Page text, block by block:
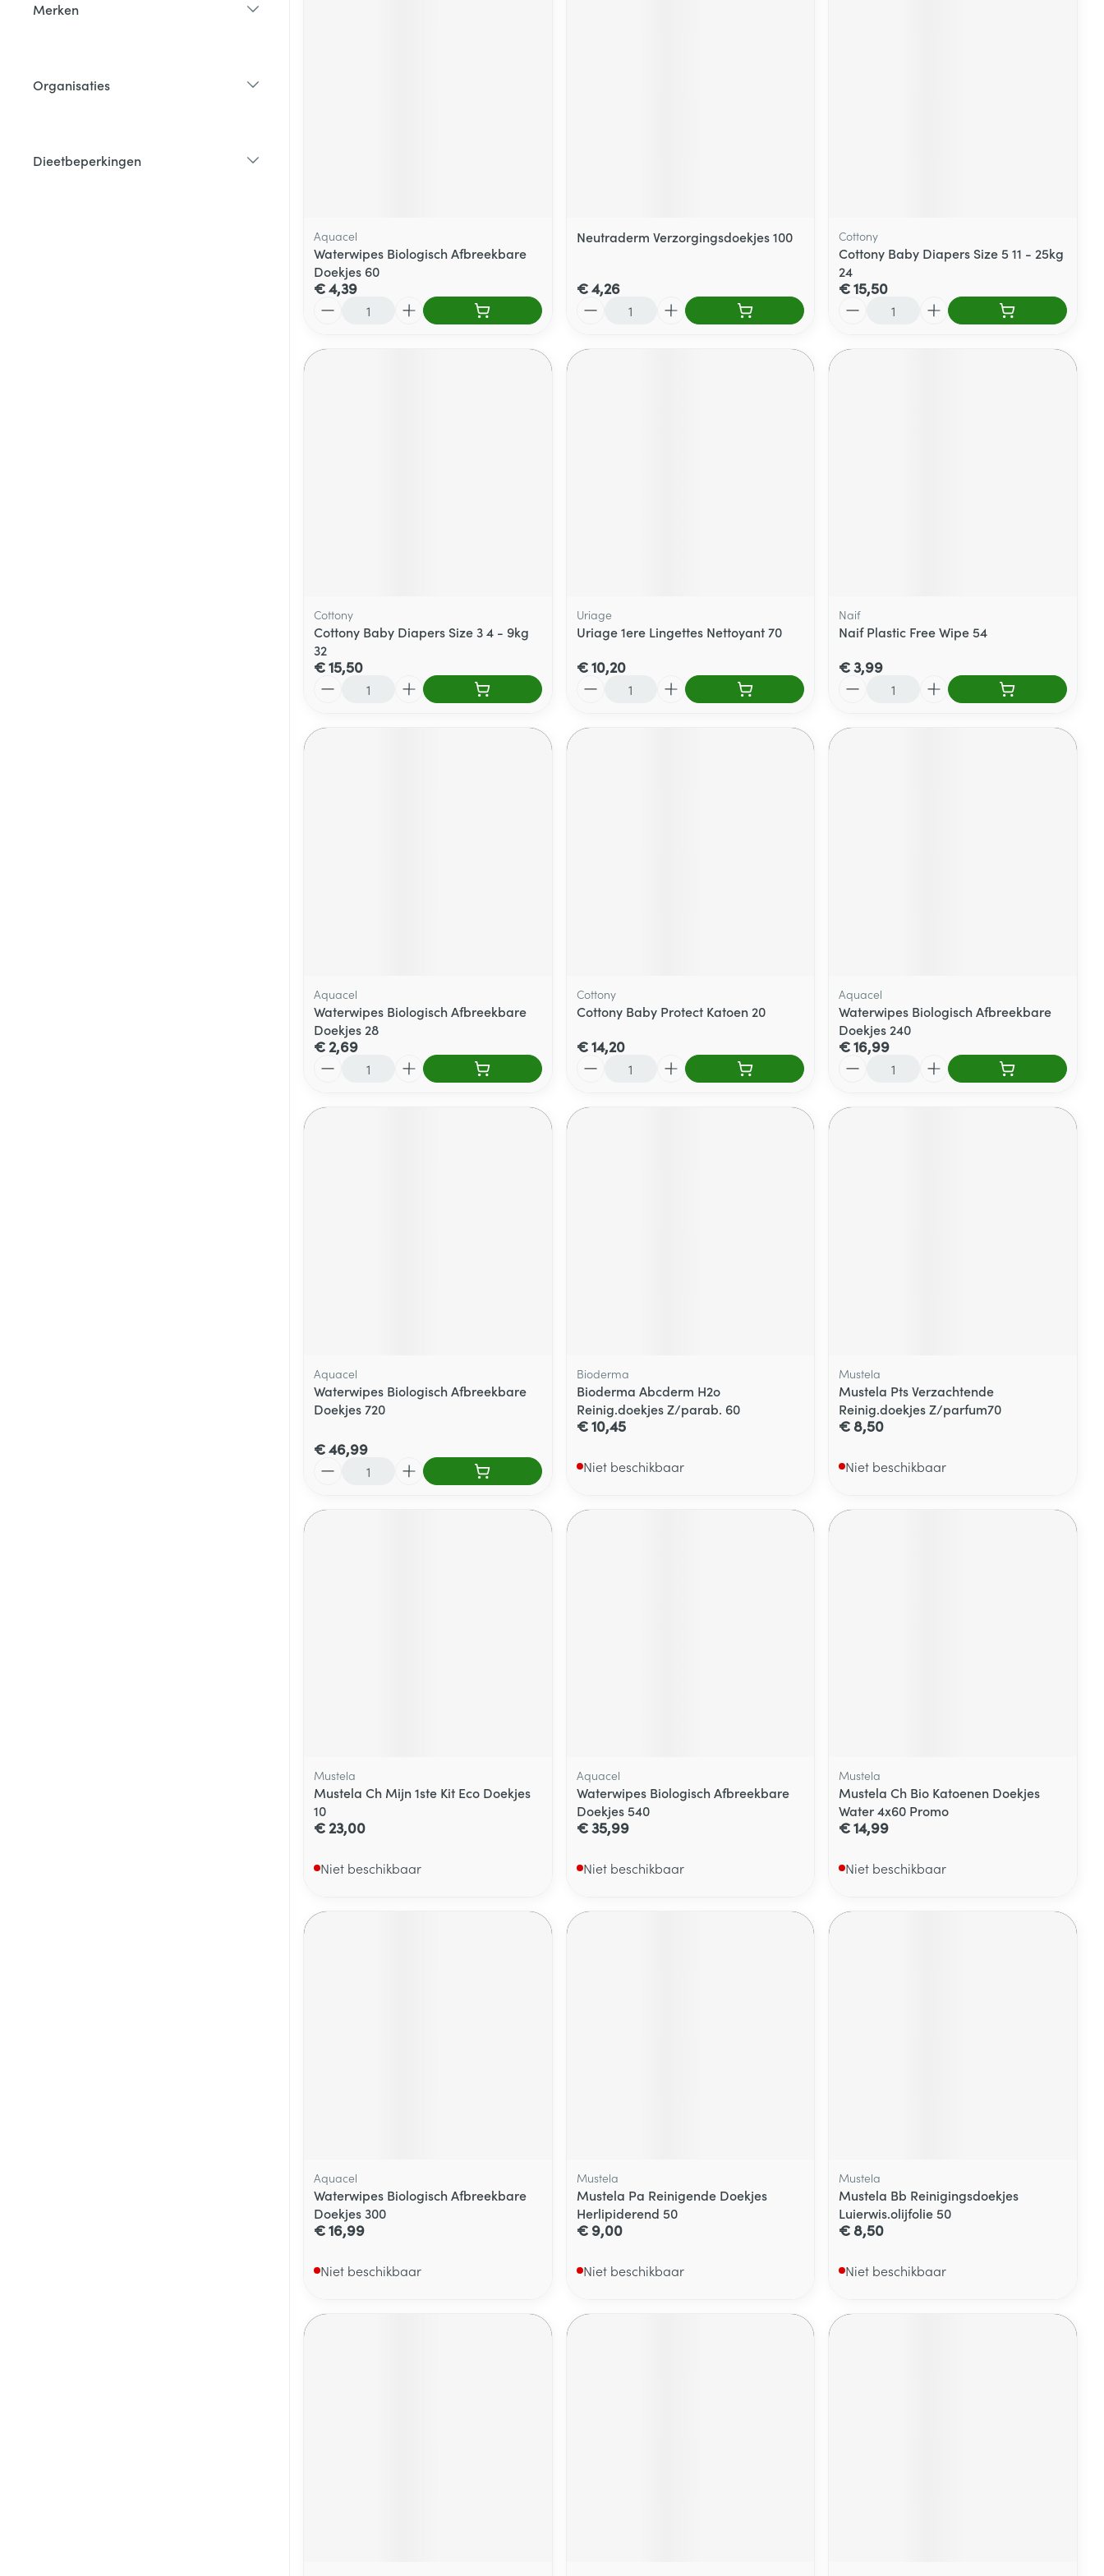
Merken
Organisaties
Dieetbeperkingen
Aquacel
Waterwipes Biologisch Afbreekbare
Doekjes 60
€ 4,39
Neutraderm Verzorgingsdoekjes 100
€ 4,26
Cottony
Cottony Baby Diapers Size 5 11 - 25kg
24
€ 15,50
Cottony
Cottony Baby Diapers Size 3 4 - 9kg
32
€ 15,50
Uriage
Uriage 1ere Lingettes Nettoyant 70
€ 10,20
Naif
Naif Plastic Free Wipe 54
€ 3,99
Aquacel
Waterwipes Biologisch Afbreekbare
Doekjes 28
€ 2,69
Cottony
Cottony Baby Protect Katoen 20
€ 14,20
Aquacel
Waterwipes Biologisch Afbreekbare
Doekjes 240
€ 16,99
Aquacel
Waterwipes Biologisch Afbreekbare
Doekjes 720
€ 46,99
Bioderma
Bioderma Abcderm H2o
Reinig.doekjes Z/parab. 60
€ 10,45
Niet beschikbaar
Mustela
Mustela Pts Verzachtende
Reinig.doekjes Z/parfum70
€ 8,50
Niet beschikbaar
Mustela
Mustela Ch Mijn 1ste Kit Eco Doekjes
10
€ 23,00
Niet beschikbaar
Aquacel
Waterwipes Biologisch Afbreekbare
Doekjes 540
€ 35,99
Niet beschikbaar
Mustela
Mustela Ch Bio Katoenen Doekjes
Water 4x60 Promo
€ 14,99
Niet beschikbaar
Aquacel
Waterwipes Biologisch Afbreekbare
Doekjes 300
€ 16,99
Niet beschikbaar
Mustela
Mustela Pa Reinigende Doekjes
Herlipiderend 50
€ 9,00
Niet beschikbaar
Mustela
Mustela Bb Reinigingsdoekjes
Luierwis.olijfolie 50
€ 8,50
Niet beschikbaar